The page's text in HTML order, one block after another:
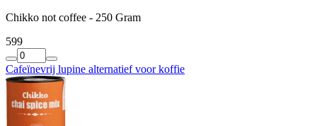
Chikko not coffee - 250 Gram
599
Cafeïnevrij lupine alternatief voor koffie